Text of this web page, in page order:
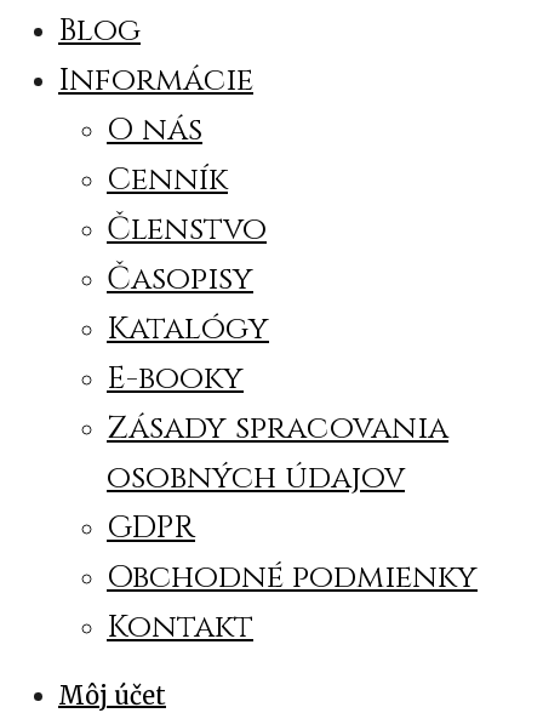
Blog
Informácie
O nás
Cenník
Členstvo
Časopisy
Katalógy
E-booky
Zásady spracovania
osobných údajov
GDPR
Obchodné podmienky
Kontakt
Môj účet